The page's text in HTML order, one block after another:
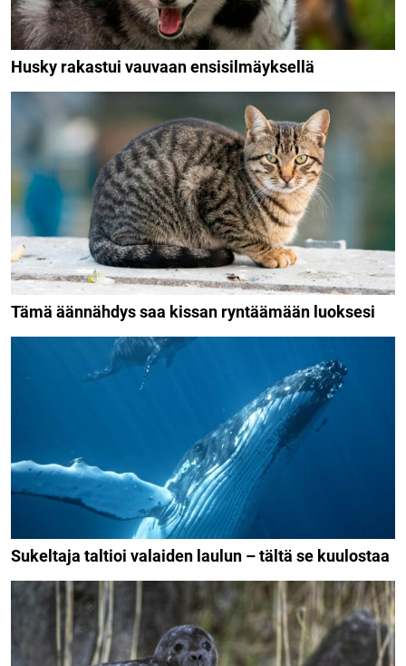
Husky rakastui vauvaan ensisilmäyksellä
Tämä äännähdys saa kissan ryntäämään luoksesi
Sukeltaja taltioi valaiden laulun – tältä se kuulostaa